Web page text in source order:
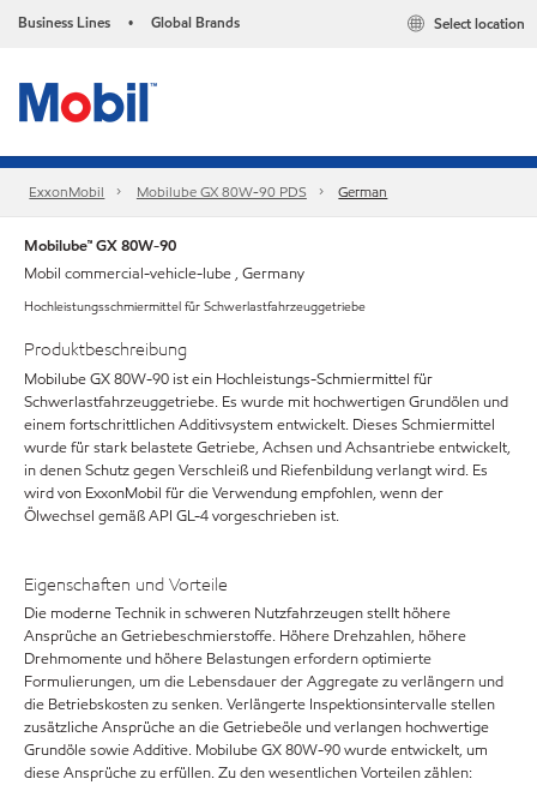
Business Lines • Global Brands Select location
ExxonMobil Mobilube GX 80W-90 PDS German
Mobilube™ GX 80W-90
Mobil commercial-vehicle-lube , Germany
Hochleistungsschmiermittel für Schwerlastfahrzeuggetriebe
Produktbeschreibung
Mobilube GX 80W-90 ist ein Hochleistungs-Schmiermittel für
Schwerlastfahrzeuggetriebe. Es wurde mit hochwertigen Grundölen und
einem fortschrittlichen Additivsystem entwickelt. Dieses Schmiermittel
wurde für stark belastete Getriebe, Achsen und Achsantriebe entwickelt,
in denen Schutz gegen Verschleiß und Riefenbildung verlangt wird. Es
wird von ExxonMobil für die Verwendung empfohlen, wenn der
Ölwechsel gemäß API GL-4 vorgeschrieben ist.
Eigenschaften und Vorteile
Die moderne Technik in schweren Nutzfahrzeugen stellt höhere
Ansprüche an Getriebeschmierstoffe. Höhere Drehzahlen, höhere
Drehmomente und höhere Belastungen erfordern optimierte
Formulierungen, um die Lebensdauer der Aggregate zu verlängern und
die Betriebskosten zu senken. Verlängerte Inspektionsintervalle stellen
zusätzliche Ansprüche an die Getriebeöle und verlangen hochwertige
Grundöle sowie Additive. Mobilube GX 80W-90 wurde entwickelt, um
diese Ansprüche zu erfüllen. Zu den wesentlichen Vorteilen zählen: